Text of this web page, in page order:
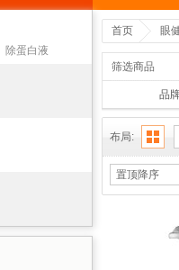
除蛋白液
首页 眼
筛选商品
品
布局:
置顶降序